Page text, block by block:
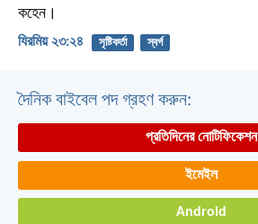
কহেন।
যিরমিয় ২৩:২৪ সৃষ্টিকর্তা স্বর্গ
দৈনিক বাইবেল পদ গ্রহণ করুন:
প্রতিদিনের নোটিফিকেশন
ইমেইল
Android